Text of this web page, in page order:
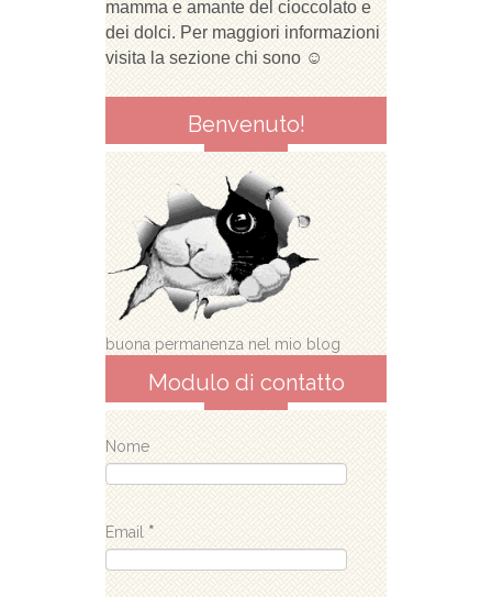
mamma e amante del cioccolato e
dei dolci. Per maggiori informazioni
visita la sezione chi sono ☺
Benvenuto!
buona permanenza nel mio blog
Modulo di contatto
Nome
Email *